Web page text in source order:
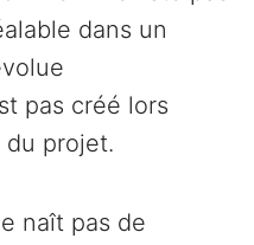
dans un
pas créé lors
projet.
naît pas de